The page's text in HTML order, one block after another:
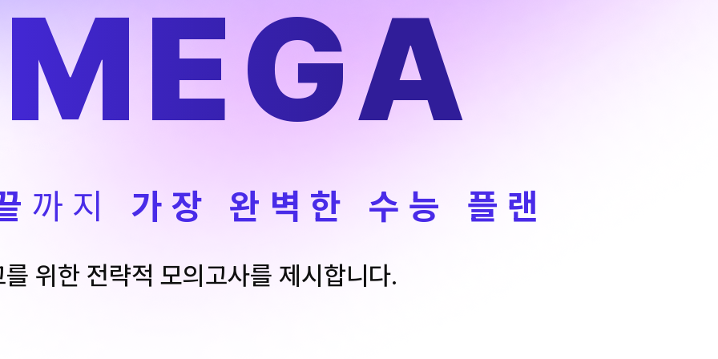
수학 아이젠
통합사회·과학 학평 대비
2026 수능 적중 문항
재원생 혜택
메가 스마트 리포트
실시간 질문답변 앱 QUBE
까지 가장 완벽한 수능 플랜
위한 전략적 모의고사를 제시합니다.